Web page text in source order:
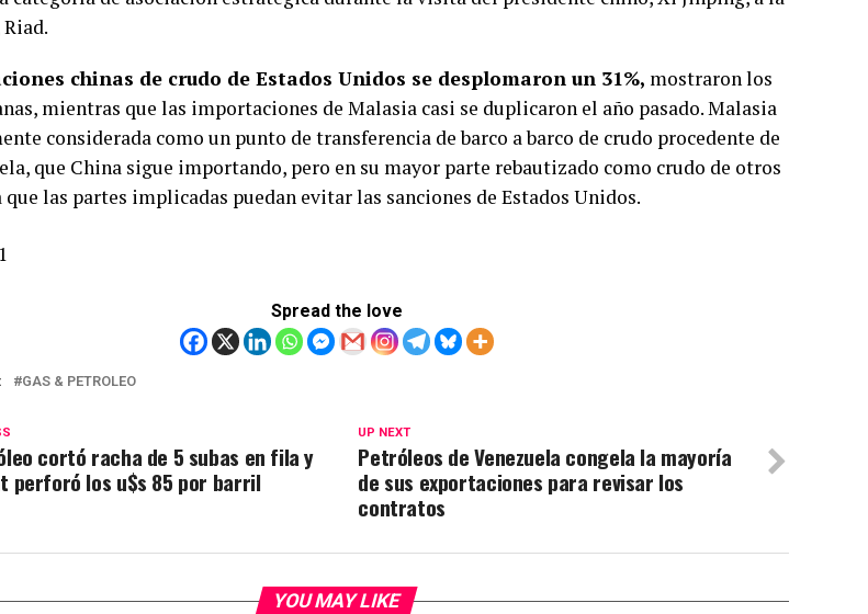
chinas de crudo de Estados Unidos se desplomaron un 31%, mostraron los
mientras que las importaciones de Malasia casi se duplicaron el año pasado. Malasia
considerada como un punto de transferencia de barco a barco de crudo procedente de
que China sigue importando, pero en su mayor parte rebautizado como crudo de otros
que las partes implicadas puedan evitar las sanciones de Estados Unidos.
Spread the love
GAS & PETROLEO
UP NEXT
Petróleos de Venezuela congela la mayoría
de sus exportaciones para revisar los
contratos
cortó racha de 5 subas en fila y
perforó los u$s 85 por barril
YOU MAY LIKE